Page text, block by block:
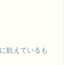
飢えているも